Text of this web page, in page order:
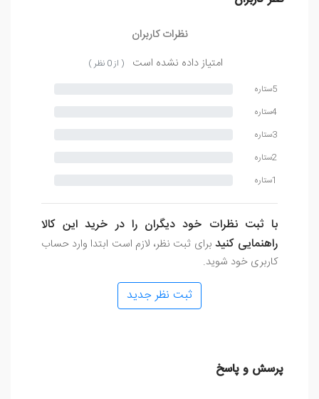
نظرات کاربران
امتیاز داده نشده است
( از 0 نظر )
5ستاره
4ستاره
3ستاره
2ستاره
1ستاره
با ثبت نظرات خود دیگران را در خرید این کالا
راهنمایی کنید برای ثبت نظر، لازم است ابتدا وارد حساب
کاربری خود شوید.
ثبت نظر جدید
پرسش و پاسخ